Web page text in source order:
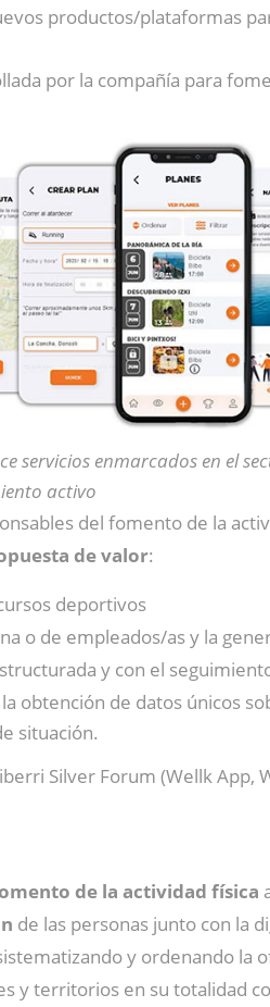
productos/plataformas
por la compañía para
servicios enmarcados en el
activo
del fomento de la
de valor:
deportivos
o de empleados/as y la
y con el
obtención de datos únicos
situación.
Silver Forum (Wellk App,
de la actividad física
de las personas junto con la
y ordenando la
y territorios en su totalidad